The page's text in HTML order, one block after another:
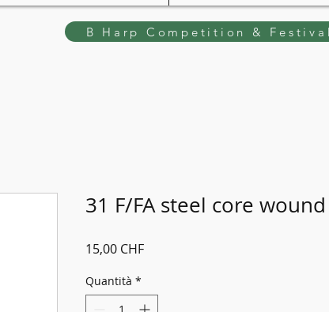
B Harp Competition & Festival
31 F/FA steel core wound
15,00 CHFPrezzo
Quantità *